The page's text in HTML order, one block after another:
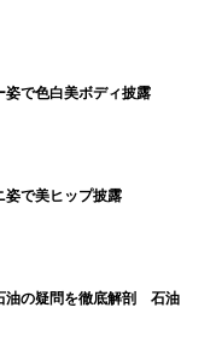
姿で色白美ボディ披露
姿で美ヒップ披露
油の疑問を徹底解剖 石油